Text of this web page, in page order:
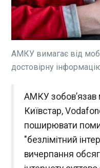
ЧИТАТЬ
ОАЕ заборонили
до Ірану, Іраку та
00:56:40
АМКУ вимагає від
достовірну
АМКУ зобов’язав
Київстар,
поширювати
"безлімітний
вичерпання